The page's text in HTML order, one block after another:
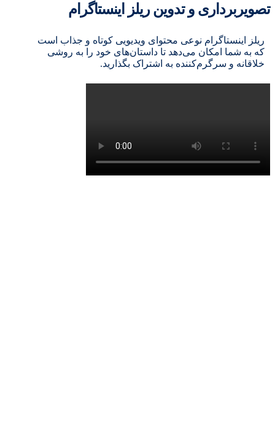
تصویربرداری و تدوین ریلز اینستاگرام
ریلز اینستاگرام نوعی محتوای ویدیویی کوتاه و جذاب است
که به شما امکان می‌دهد تا داستان‌های خود را به روشی
خلاقانه و سرگرم‌کننده به اشتراک بگذارید.